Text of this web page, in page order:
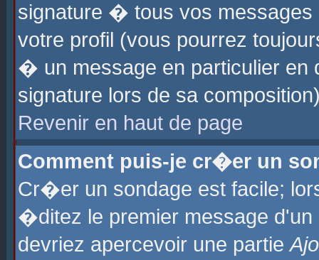
signature � tous vos
votre profil (vous pourrez
� un message en particulier
signature lors de sa
Revenir en haut de page
Comment puis-je cr�er un
Cr�er un sondage est facile;
�ditez le premier message
devriez apercevoir une partie